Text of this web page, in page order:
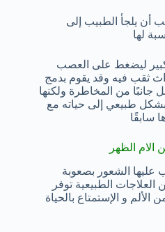
أن يلجأ الطبيب إلى
لها
ليضغط على العصب
ثقب فيه وقد يقوم بدمج
من المخاطرة ولكنها
طبيعي إلى حياته مع
سابقًا
الظهر
عليها الشعور بصعوبة
العلاجات الطبيعية توفر
الألم و الإستمتاع بالحياة